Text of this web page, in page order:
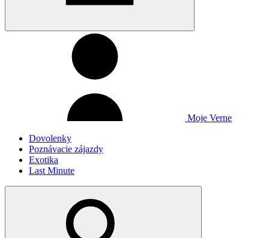
Moje Verne
Dovolenky
Poznávacie zájazdy
Exotika
Last Minute